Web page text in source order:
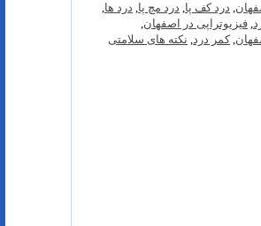
, درد کف پا, درد مچ پا, درد ها,
, فیزیوتراپی در اصفهان,
,کمر درد, نکته های سلامتی